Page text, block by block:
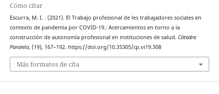
Cómo citar
Escurra, M. I. . (2021). El Trabajo profesional de les trabajadores sociales en
contexto de pandemia por COVID-19.: Acercamientos en torno a la
construcción de autonomía profesional en instituciones de salud. Cátedra
Paralela, (19), 167–192. https://doi.org/10.35305/cp.vi19.308
Más formatos de cita